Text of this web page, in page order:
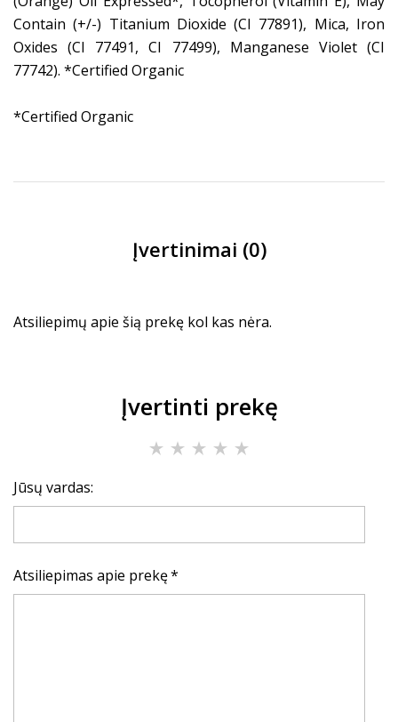
Contain (+/-) Titanium Dioxide (CI 77891), Mica, Iron
Oxides (CI 77491, CI 77499), Manganese Violet (CI
77742). *Certified Organic
*Certified Organic
Įvertinimai (0)
Atsiliepimų apie šią prekę kol kas nėra.
Įvertinti prekę
Jūsų vardas:
Atsiliepimas apie prekę